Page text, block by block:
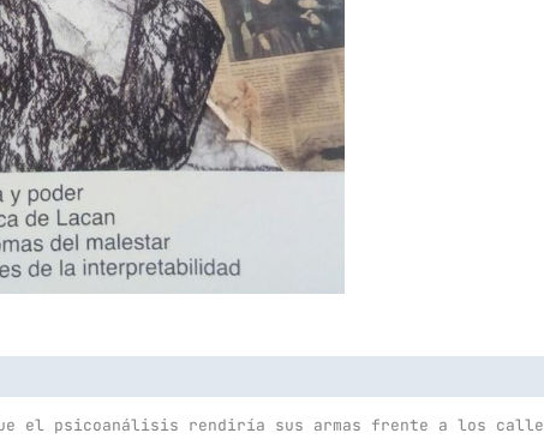
que el psicoanálisis rendiría sus armas frente a los